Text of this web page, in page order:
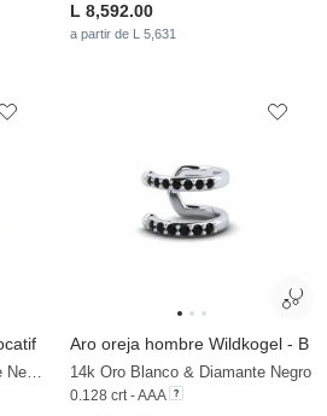
L 8,592.00
a partir de L 5,631
14k Oro Amarillo & Diamante Negro
Aro oreja hombre Wildkogel - B
14k Oro Blanco & Diamante Negro
0.128 crt - AAA